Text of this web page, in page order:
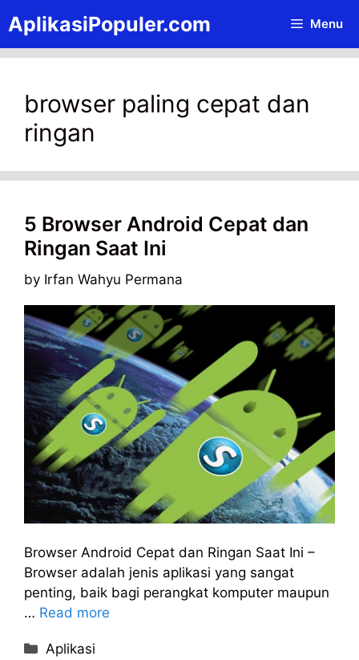
to
content
AplikasiPopuler.com Menu
browser paling cepat dan
ringan
5 Browser Android Cepat dan
Ringan Saat Ini
by Irfan Wahyu Permana
Browser Android Cepat dan Ringan Saat Ini –
Browser adalah jenis aplikasi yang sangat
penting, baik bagi perangkat komputer maupun
… Read more
Categories
Aplikasi